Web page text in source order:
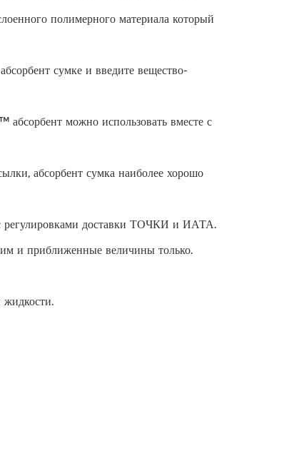
полимерного материала который
сумке и введите вещество-
можно использовать вместе с
абсорбент сумка наиболее хорошо
регулировками доставки ТОЧКИ и ИАТА.
и приближенные величины только.
жидкости.